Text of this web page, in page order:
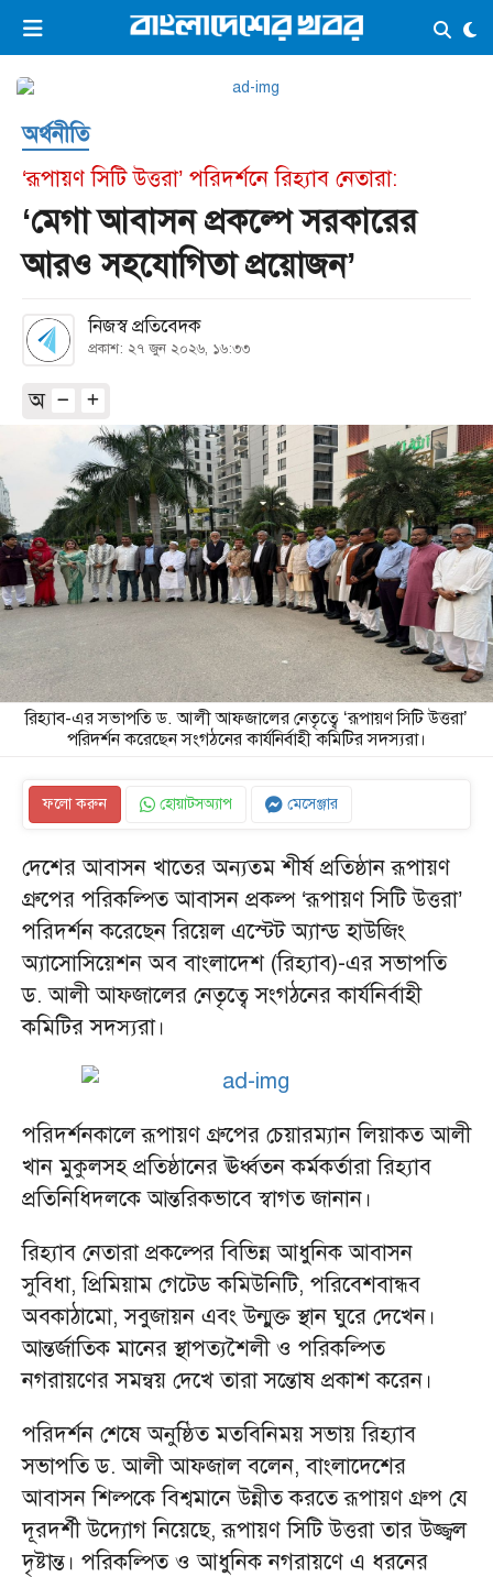
ভিডিও ই-পেপার লগইন ×
প্রচ্ছদ
সর্বশেষ
সব বিভাগ
আর্কাইভ
কনভার্টার
অর্থনীতি
‘রূপায়ণ সিটি উত্তরা’ পরিদর্শনে রিহ্যাব নেতারা:
‘মেগা আবাসন প্রকল্পে সরকারের
আরও সহযোগিতা প্রয়োজন’
নিজস্ব প্রতিবেদক
প্রকাশ: ২৭ জুন ২০২৬, ১৬:৩৩
অ
রিহ্যাব-এর সভাপতি ড. আলী আফজালের নেতৃত্বে ‘রূপায়ণ সিটি উত্তরা’
পরিদর্শন করেছেন সংগঠনের কার্যনির্বাহী কমিটির সদস্যরা।
ফলো করুন হোয়াটসঅ্যাপ মেসেঞ্জার
দেশের আবাসন খাতের অন্যতম শীর্ষ প্রতিষ্ঠান রূপায়ণ
গ্রুপের পরিকল্পিত আবাসন প্রকল্প ‘রূপায়ণ সিটি উত্তরা’
পরিদর্শন করেছেন রিয়েল এস্টেট অ্যান্ড হাউজিং
অ্যাসোসিয়েশন অব বাংলাদেশ (রিহ্যাব)-এর সভাপতি
ড. আলী আফজালের নেতৃত্বে সংগঠনের কার্যনির্বাহী
কমিটির সদস্যরা।
পরিদর্শনকালে রূপায়ণ গ্রুপের চেয়ারম্যান লিয়াকত আলী
খান মুকুলসহ প্রতিষ্ঠানের ঊর্ধ্বতন কর্মকর্তারা রিহ্যাব
প্রতিনিধিদলকে আন্তরিকভাবে স্বাগত জানান।
রিহ্যাব নেতারা প্রকল্পের বিভিন্ন আধুনিক আবাসন
সুবিধা, প্রিমিয়াম গেটেড কমিউনিটি, পরিবেশবান্ধব
অবকাঠামো, সবুজায়ন এবং উন্মুক্ত স্থান ঘুরে দেখেন।
আন্তর্জাতিক মানের স্থাপত্যশৈলী ও পরিকল্পিত
নগরায়ণের সমন্বয় দেখে তারা সন্তোষ প্রকাশ করেন।
পরিদর্শন শেষে অনুষ্ঠিত মতবিনিময় সভায় রিহ্যাব
সভাপতি ড. আলী আফজাল বলেন, বাংলাদেশের
আবাসন শিল্পকে বিশ্বমানে উন্নীত করতে রূপায়ণ গ্রুপ যে
দূরদর্শী উদ্যোগ নিয়েছে, রূপায়ণ সিটি উত্তরা তার উজ্জ্বল
দৃষ্টান্ত। পরিকল্পিত ও আধুনিক নগরায়ণে এ ধরনের